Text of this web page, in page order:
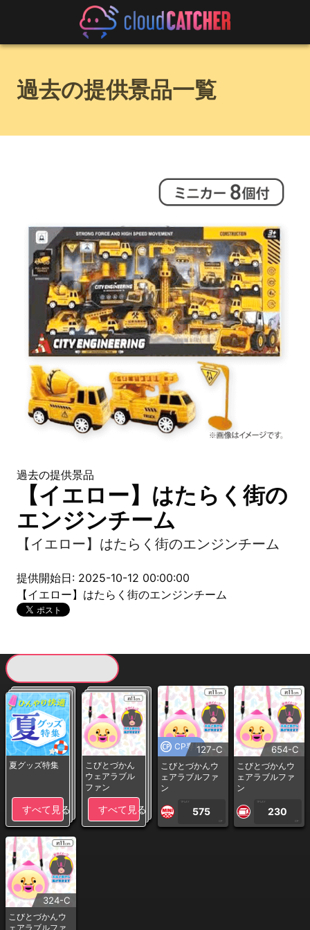
過去の提供景品一覧
過去の提供景品
【イエロー】はたらく街の
エンジンチーム
【イエロー】はたらく街のエンジンチーム
提供開始日: 2025-10-12 00:00:00
【イエロー】はたらく街のエンジンチーム
夏グッズ特集
すべて見る
こびとづかん
ウェアラブル
ファン
すべて見る
CP専用127-C
こびとづかんウ
ェアラブルファ
ン
1PLAY
575
CP
654-C
こびとづかんウ
ェアラブルファ
ン
1PLAY
230
CP
324-C
こびとづかんウ
ェアラブルファ